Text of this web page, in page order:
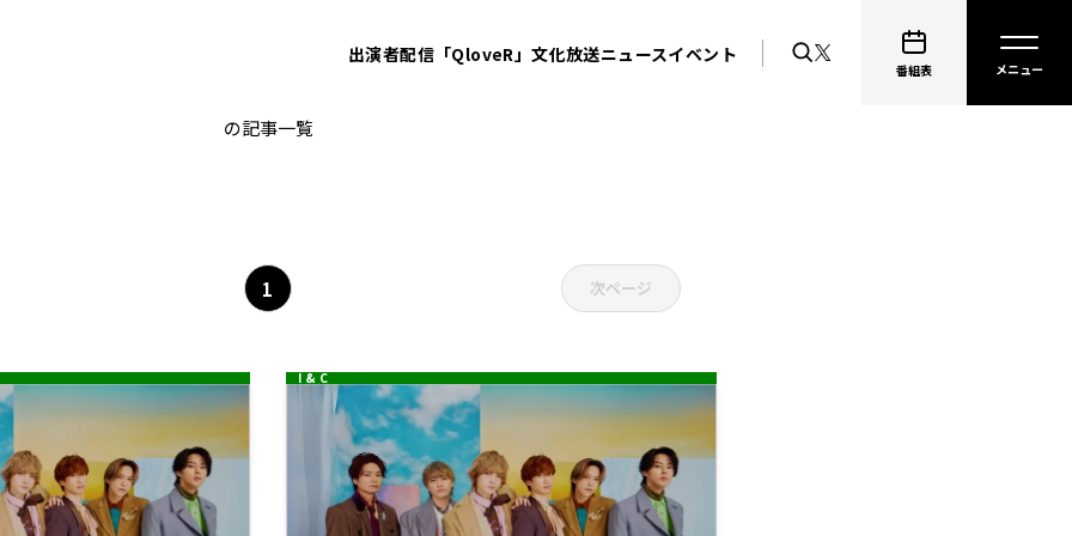
出演者配信「QloveR」文化放送ニュースイベント
番組表
二階堂高嗣
の記事一覧
1 次ページ